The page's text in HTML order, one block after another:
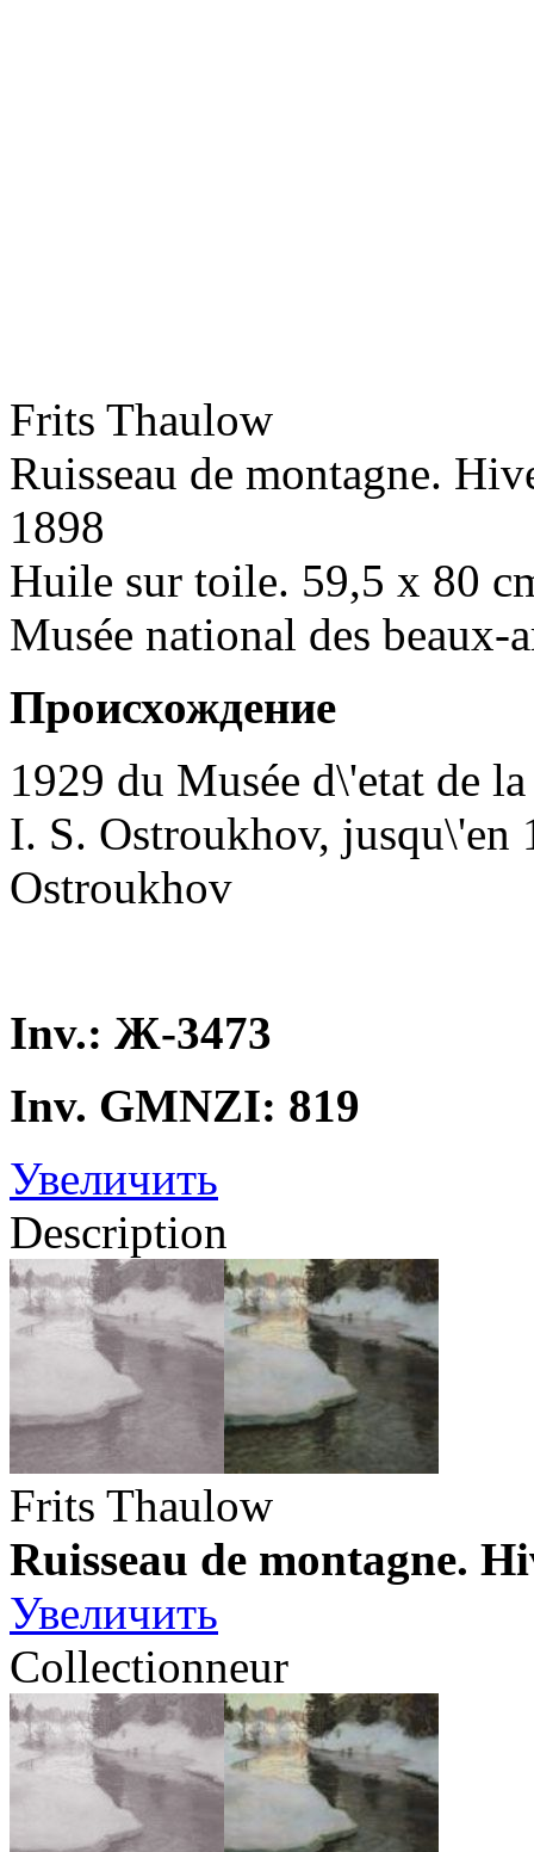
Frits Thaulow
Ruisseau de montagne.
1898
Huile sur toile. 59,5 x 80
Musée national des beaux-
Происхождение
1929 du Musée d\'etat de
I. S. Ostroukhov, jusqu\'en
Ostroukhov
Inv.: Ж-3473
Inv. GMNZI: 819
Увеличить
Description
Frits Thaulow
Ruisseau de montagne.
Увеличить
Collectionneur